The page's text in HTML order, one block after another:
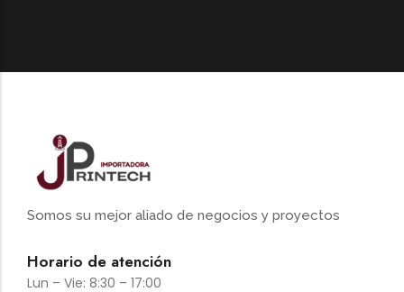
Somos su mejor aliado de negocios y proyectos
Horario de atención
Lun – Vie: 8:30 – 17:00